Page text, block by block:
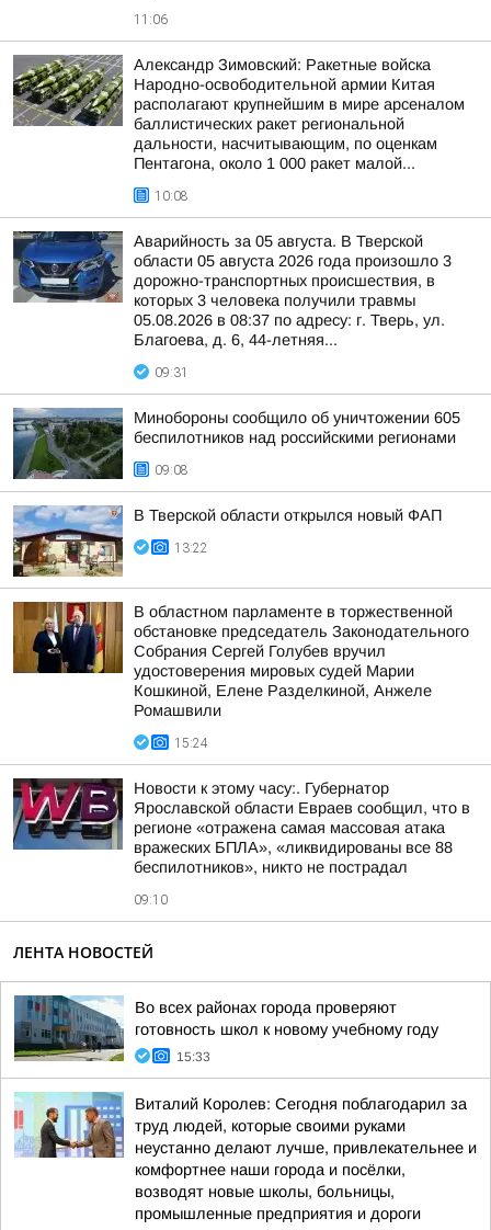
11:06
Александр Зимовский: Ракетные войска
Народно-освободительной армии Китая
располагают крупнейшим в мире арсеналом
баллистических ракет региональной
дальности, насчитывающим, по оценкам
Пентагона, около 1 000 ракет малой...
10:08
Аварийность за 05 августа. В Тверской
области 05 августа 2026 года произошло 3
дорожно-транспортных происшествия, в
которых 3 человека получили травмы
05.08.2026 в 08:37 по адресу: г. Тверь, ул.
Благоева, д. 6, 44-летняя...
09:31
Минобороны сообщило об уничтожении 605
беспилотников над российскими регионами
09:08
В Тверской области открылся новый ФАП
13:22
В областном парламенте в торжественной
обстановке председатель Законодательного
Собрания Сергей Голубев вручил
удостоверения мировых судей Марии
Кошкиной, Елене Разделкиной, Анжеле
Ромашвили
15:24
Новости к этому часу:. Губернатор
Ярославской области Евраев сообщил, что в
регионе «отражена самая массовая атака
вражеских БПЛА», «ликвидированы все 88
беспилотников», никто не пострадал
09:10
ЛЕНТА НОВОСТЕЙ
Во всех районах города проверяют
готовность школ к новому учебному году
15:33
Виталий Королев: Сегодня поблагодарил за
труд людей, которые своими руками
неустанно делают лучше, привлекательнее и
комфортнее наши города и посёлки,
возводят новые школы, больницы,
промышленные предприятия и дороги